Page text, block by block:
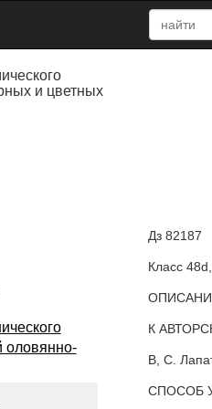
и цветных
Дз 82187
Класс
К
В, С.
СПОСОБ
оловянно-